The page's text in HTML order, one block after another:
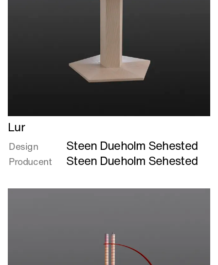
Læs
mere
om
Lur
Lur
Design Steen Dueholm Sehested
Producent Steen Dueholm Sehested